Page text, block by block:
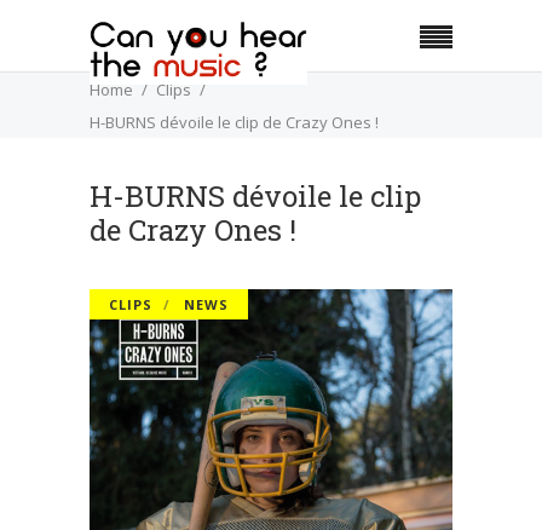
Home
Clips
H-BURNS dévoile le clip de Crazy Ones !
H-BURNS dévoile le clip
de Crazy Ones !
CLIPS NEWS